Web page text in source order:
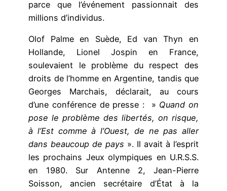
parce que l’événement passionnait des
millions d’individus.
Olof Palme en Suède, Ed van Thyn en
Hollande, Lionel Jospin en France,
soulevaient le problème du respect des
droits de l’homme en Argentine, tandis que
Georges Marchais, déclarait, au cours
d’une conférence de presse : » Quand on
pose le problème des libertés, on risque,
à l’Est comme à l’Ouest, de ne pas aller
dans beaucoup de pays ». Il avait à l’esprit
les prochains Jeux olympiques en U.R.S.S.
en 1980. Sur Antenne 2, Jean-Pierre
Soisson, ancien secrétaire d’État à la